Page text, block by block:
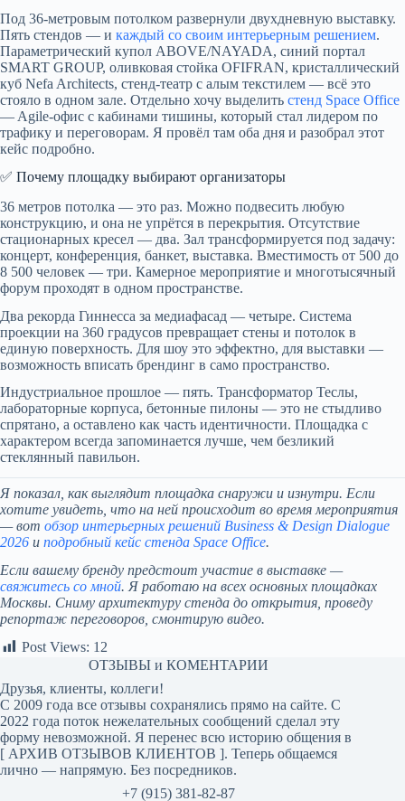
Под 36-метровым потолком развернули двухдневную выставку.
Пять стендов — и каждый со своим интерьерным решением.
Параметрический купол ABOVE/NAYADA, синий портал
SMART GROUP, оливковая стойка OFIFRAN, кристаллический
куб Nefa Architects, стенд-театр с алым текстилем — всё это
стояло в одном зале. Отдельно хочу выделить стенд Space Office
— Agile-офис с кабинами тишины, который стал лидером по
трафику и переговорам. Я провёл там оба дня и разобрал этот
кейс подробно.
✅ Почему площадку выбирают организаторы
36 метров потолка — это раз. Можно подвесить любую
конструкцию, и она не упрётся в перекрытия. Отсутствие
стационарных кресел — два. Зал трансформируется под задачу:
концерт, конференция, банкет, выставка. Вместимость от 500 до
8 500 человек — три. Камерное мероприятие и многотысячный
форум проходят в одном пространстве.
Два рекорда Гиннесса за медиафасад — четыре. Система
проекции на 360 градусов превращает стены и потолок в
единую поверхность. Для шоу это эффектно, для выставки —
возможность вписать брендинг в само пространство.
Индустриальное прошлое — пять. Трансформатор Теслы,
лабораторные корпуса, бетонные пилоны — это не стыдливо
спрятано, а оставлено как часть идентичности. Площадка с
характером всегда запоминается лучше, чем безликий
стеклянный павильон.
Я показал, как выглядит площадка снаружи и изнутри. Если
хотите увидеть, что на ней происходит во время мероприятия
— вот обзор интерьерных решений Business & Design Dialogue
2026 и подробный кейс стенда Space Office.
Если вашему бренду предстоит участие в выставке —
свяжитесь со мной. Я работаю на всех основных площадках
Москвы. Сниму архитектуру стенда до открытия, проведу
репортаж переговоров, смонтирую видео.
Post Views: 12
ОТЗЫВЫ и КОМЕНТАРИИ
Друзья, клиенты, коллеги!
С 2009 года все отзывы сохранялись прямо на сайте. С
2022 года поток нежелательных сообщений сделал эту
форму невозможной. Я перенес всю историю общения в
[ АРХИВ ОТЗЫВОВ КЛИЕНТОВ ]. Теперь общаемся
лично — напрямую. Без посредников.
+7 (915) 381-82-87